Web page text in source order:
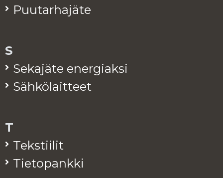
Puu­tar­ha­jä­te
S
Se­ka­jä­te ener­giak­si
Säh­kö­lait­teet
T
Teks­tii­lit
Tie­to­pank­ki